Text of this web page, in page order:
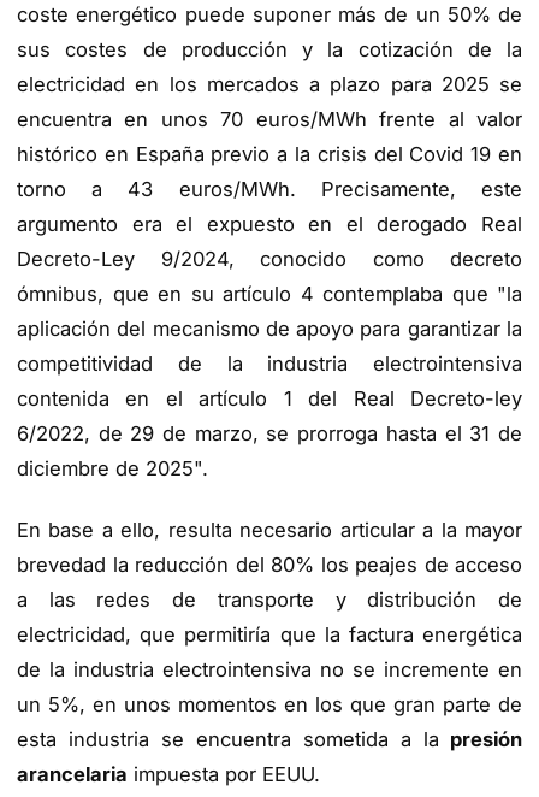
coste energético puede suponer más de un 50% de
sus costes de producción y la cotización de la
electricidad en los mercados a plazo para 2025 se
encuentra en unos 70 euros/MWh frente al valor
histórico en España previo a la crisis del Covid 19 en
torno a 43 euros/MWh. Precisamente, este
argumento era el expuesto en el derogado Real
Decreto-Ley 9/2024, conocido como decreto
ómnibus, que en su artículo 4 contemplaba que "la
aplicación del mecanismo de apoyo para garantizar la
competitividad de la industria electrointensiva
contenida en el artículo 1 del Real Decreto-ley
6/2022, de 29 de marzo, se prorroga hasta el 31 de
diciembre de 2025".
En base a ello, resulta necesario articular a la mayor
brevedad la reducción del 80% los peajes de acceso
a las redes de transporte y distribución de
electricidad, que permitiría que la factura energética
de la industria electrointensiva no se incremente en
un 5%, en unos momentos en los que gran parte de
esta industria se encuentra sometida a la presión
arancelaria impuesta por EEUU.